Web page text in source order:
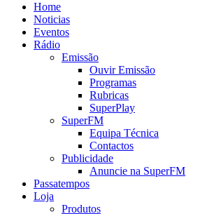
Home
Noticias
Eventos
Rádio
Emissão
Ouvir Emissão
Programas
Rubricas
SuperPlay
SuperFM
Equipa Técnica
Contactos
Publicidade
Anuncie na SuperFM
Passatempos
Loja
Produtos